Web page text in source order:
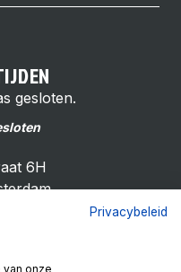
gesloten.
6H
Privacybeleid
van onze